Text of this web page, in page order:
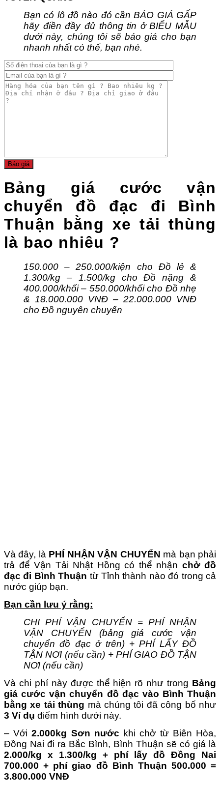
Bạn có lô đồ nào đó cần BÁO GIÁ GẤP
hãy điền đầy đủ thông tin ở BIỂU MẪU
dưới này, chúng tôi sẽ báo giá cho bạn
nhanh nhất có thể, bạn nhé.
Bảng giá cước vận
chuyển đồ đạc đi Bình
Thuận bằng xe tải thùng
là bao nhiêu ?
150.000 – 250.000/kiện cho Đồ lẻ &
1.300/kg – 1.500/kg cho Đồ nặng &
400.000/khối – 550.000/khối cho Đồ nhẹ
& 18.000.000 VNĐ – 22.000.000 VNĐ
cho Đồ nguyên chuyến
Và đây, là PHÍ NHẬN VẬN CHUYỂN mà bạn phải
trả để Vận Tải Nhật Hồng có thể nhận chở đồ
đạc đi Bình Thuận từ Tỉnh thành nào đó trong cả
nước giúp bạn.
Bạn cần lưu ý rằng:
CHI PHÍ VẬN CHUYỂN = PHÍ NHẬN
VẬN CHUYỂN (bảng giá cước vận
chuyển đồ đạc ở trên) + PHÍ LẤY ĐỒ
TẬN NƠI (nếu cần) + PHÍ GIAO ĐỒ TẬN
NƠI (nếu cần)
Và chi phí này được thể hiện rõ như trong Bảng
giá cước vận chuyển đồ đạc vào Bình Thuận
bằng xe tải thùng mà chúng tôi đã công bố như
3 Ví dụ điểm hình dưới này.
– Với2.000kg Sơn nước khi chở từ Biên Hòa,
Đồng Nai đi ra Bắc Bình, Bình Thuận sẽ có giá là
2.000/kg x 1.300/kg + phí lấy đồ Đồng Nai
700.000 + phí giao đồ Bình Thuận 500.000 =
3.800.000 VNĐ